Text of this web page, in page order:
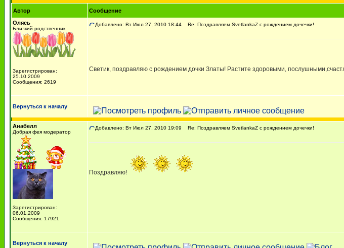
Автор
Сообщение
Олясь
Близкий родственник
Зарегистрирован:
25.10.2009
Сообщения: 2619
Добавлено: Вт Июл 27, 2010 18:44 Re: Поздравляем SvetlankaZ с рождением дочечки!
Светик, поздравляю с рождением дочки Златы! Растите здоровыми,
Вернуться к началу
Анабелл
Добрая фея модератор
Зарегистрирован:
06.01.2009
Сообщения: 17921
Добавлено: Вт Июл 27, 2010 19:09 Re: Поздравляем SvetlankaZ с рождением дочечки!
Поздравляю!
Вернуться к началу